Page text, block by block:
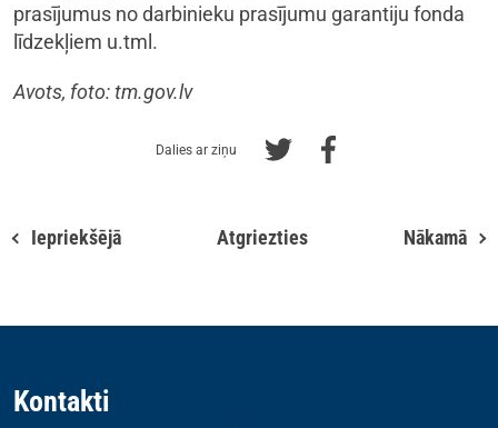
prasījumus no darbinieku prasījumu garantiju fonda
līdzekļiem u.tml.
Avots, foto: tm.gov.lv
Dalies ar ziņu
Iepriekšējā Atgriezties Nākamā
Kontakti